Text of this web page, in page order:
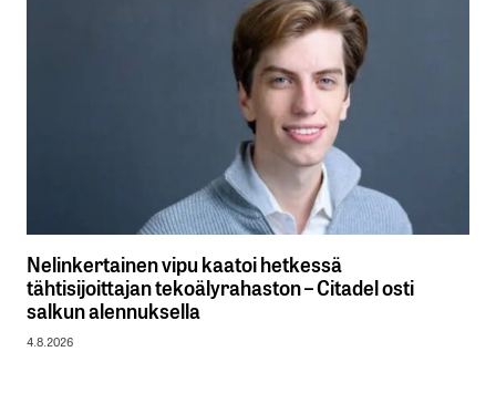
Nelinkertainen vipu kaatoi hetkessä
tähtisijoittajan tekoälyrahaston – Citadel osti
salkun alennuksella
4.8.2026